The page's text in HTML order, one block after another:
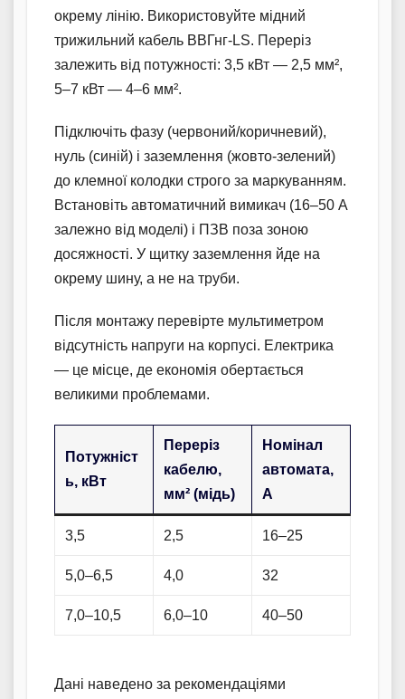
окрему лінію. Використовуйте мідний
трижильний кабель ВВГнг-LS. Переріз
залежить від потужності: 3,5 кВт — 2,5 мм²,
5–7 кВт — 4–6 мм².
Підключіть фазу (червоний/коричневий),
нуль (синій) і заземлення (жовто-зелений)
до клемної колодки строго за маркуванням.
Встановіть автоматичний вимикач (16–50 А
залежно від моделі) і ПЗВ поза зоною
досяжності. У щитку заземлення йде на
окрему шину, а не на труби.
Після монтажу перевірте мультиметром
відсутність напруги на корпусі. Електрика
— це місце, де економія обертається
великими проблемами.
Потужніст
ь, кВт
Переріз
кабелю,
мм² (мідь)
Номінал
автомата,
А
3,5 2,5 16–25
5,0–6,5 4,0 32
7,0–10,5 6,0–10 40–50
Дані наведено за рекомендаціями